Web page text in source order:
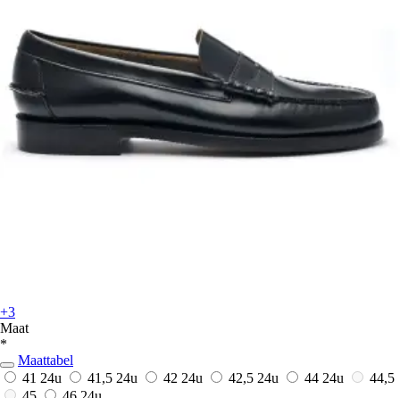
+3
Maat
*
Maattabel
41 24u 41,5 24u 42 24u 42,5 24u 44 24u
44,5